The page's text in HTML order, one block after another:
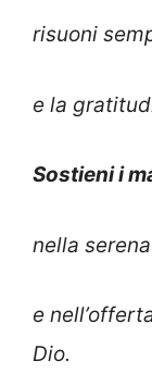
risuoni
e la
Sostieni i
nella
e
Dio.